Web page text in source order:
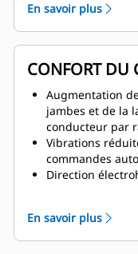
réglables, des
une échelle de
courantes de
Passerelles
antidérapantes
verrouillage/
d'entretien.
Limiteur de
en marche
En savoir plus
CONFORT DU
Augmentation
jambes et de la
conducteur par
Vibrations
commandes
Direction
Cabine
génération avec
En savoir plus